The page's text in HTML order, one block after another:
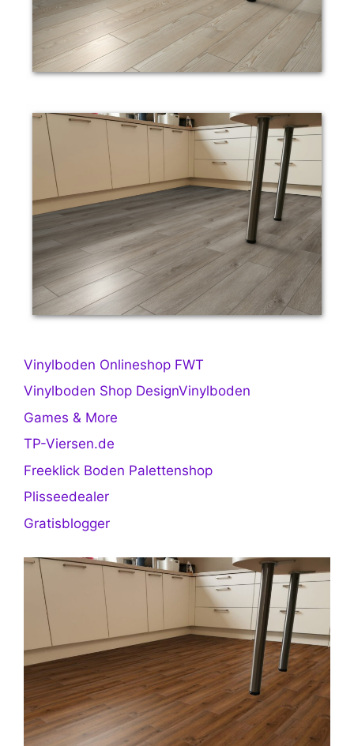
Vinylboden Onlineshop FWT
Vinylboden Shop DesignVinylboden
Games & More
TP-Viersen.de
Freeklick Boden Palettenshop
Plisseedealer
Gratisblogger